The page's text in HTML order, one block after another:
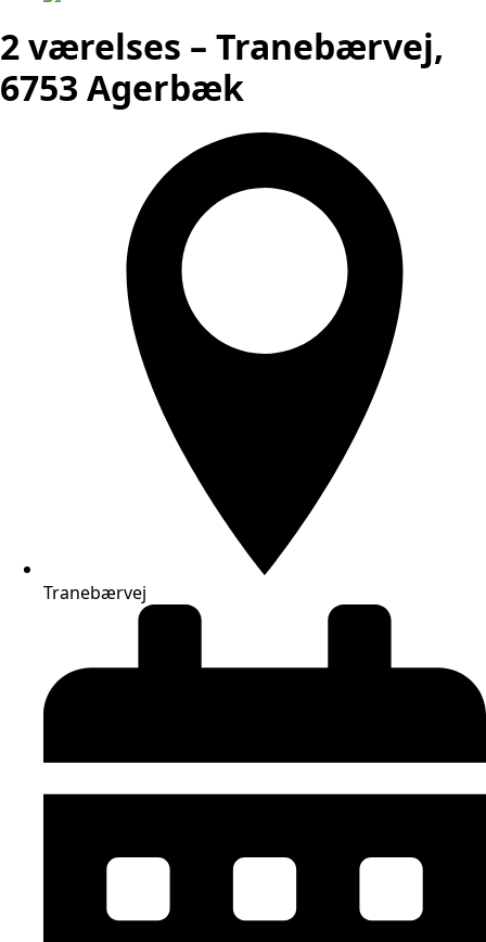
2 værelses – Tranebærvej,
6753 Agerbæk
Tranebærvej